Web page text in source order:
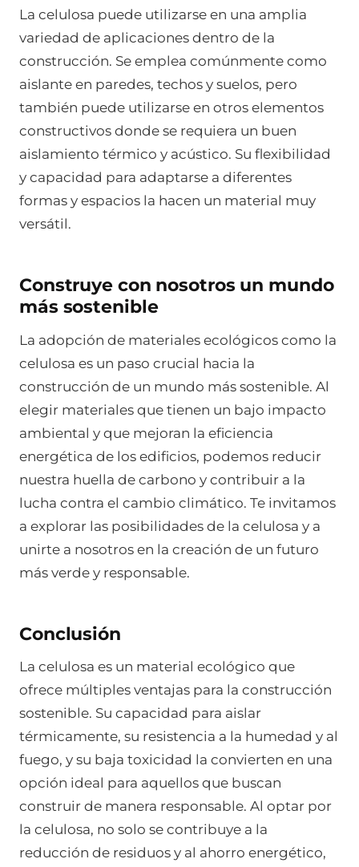
La celulosa puede utilizarse en una amplia
variedad de aplicaciones dentro de la
construcción. Se emplea comúnmente como
aislante en paredes, techos y suelos, pero
también puede utilizarse en otros elementos
constructivos donde se requiera un buen
aislamiento térmico y acústico. Su flexibilidad
y capacidad para adaptarse a diferentes
formas y espacios la hacen un material muy
versátil.
Construye con nosotros un mundo
más sostenible
La adopción de materiales ecológicos como la
celulosa es un paso crucial hacia la
construcción de un mundo más sostenible. Al
elegir materiales que tienen un bajo impacto
ambiental y que mejoran la eficiencia
energética de los edificios, podemos reducir
nuestra huella de carbono y contribuir a la
lucha contra el cambio climático. Te invitamos
a explorar las posibilidades de la celulosa y a
unirte a nosotros en la creación de un futuro
más verde y responsable.
Conclusión
La celulosa es un material ecológico que
ofrece múltiples ventajas para la construcción
sostenible. Su capacidad para aislar
térmicamente, su resistencia a la humedad y al
fuego, y su baja toxicidad la convierten en una
opción ideal para aquellos que buscan
construir de manera responsable. Al optar por
la celulosa, no solo se contribuye a la
reducción de residuos y al ahorro energético,